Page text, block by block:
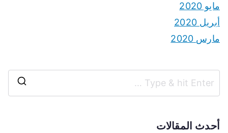
مايو 2020
أبريل 2020
مارس 2020
أحدث المقالات